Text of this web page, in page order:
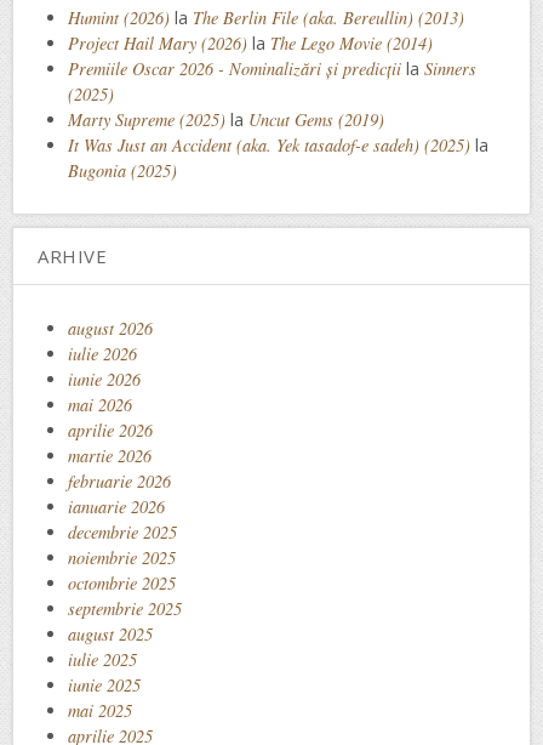
Humint (2026) la The Berlin File (aka. Bereullin) (2013)
Project Hail Mary (2026) la The Lego Movie (2014)
Premiile Oscar 2026 - Nominalizări și predicții la Sinners
(2025)
Marty Supreme (2025) la Uncut Gems (2019)
It Was Just an Accident (aka. Yek tasadof-e sadeh) (2025) la
Bugonia (2025)
ARHIVE
august 2026
iulie 2026
iunie 2026
mai 2026
aprilie 2026
martie 2026
februarie 2026
ianuarie 2026
decembrie 2025
noiembrie 2025
octombrie 2025
septembrie 2025
august 2025
iulie 2025
iunie 2025
mai 2025
aprilie 2025